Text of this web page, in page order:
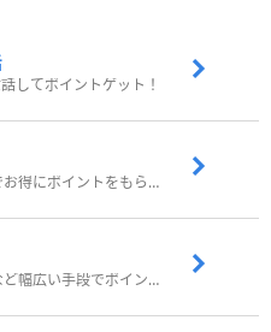
してポイントゲット！
歩いてポイ活！日常生活でお得にポイントをもらおう
歩いたりアンケート回答など幅広い手段でポイントをゲット